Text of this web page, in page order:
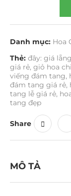
Danh mục: Hoa
Thẻ: đây: giá
giá rẻ, giỏ hoa
viếng đám tang,
đám tang giá rẻ,
tang lễ giá rẻ,
tang đẹp
Share
MÔ TẢ